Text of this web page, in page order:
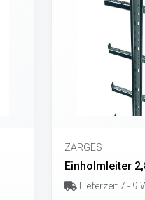
ZARGES
Einholmleiter
Lieferzeit 7 - 9